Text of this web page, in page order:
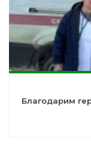
Благодарим